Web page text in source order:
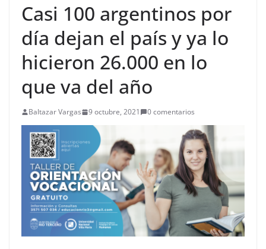
Casi 100 argentinos por
día dejan el país y ya lo
hicieron 26.000 en lo
que va del año
Baltazar Vargas 9 octubre, 2021 0 comentarios